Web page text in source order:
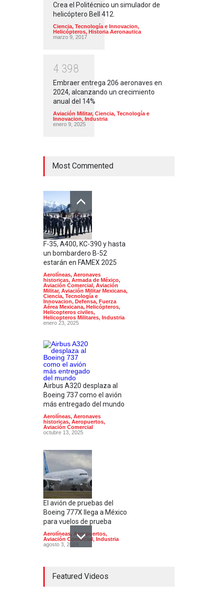
Crea el Politécnico un simulador de
helicóptero Bell 412.
Ciencia, Tecnología e Innovacion,
Helicópteros, Historia Aeronautica
marzo 9, 2017
4 398
Embraer entrega 206 aeronaves en
2024, alcanzando un crecimiento
anual del 14%
Aviación Militar, Ciencia, Tecnología e
Innovacion, Industria
enero 9, 2025
Most Commented
F-35, A400, KC-390 y hasta
un bombardero B-52
estarán en FAMEX 2025
Aerolíneas, Aeronaves
historicas, Armada de México,
Aviación Comercial, Aviación
Militar, Aviación Militar Mexicana,
Ciencia, Tecnología e
Innovacion, Defensa, Fuerza
Aérea Mexicana, Helicópteros,
Helicopteros civiles,
Helicopteros Militares, Industria
enero 23, 2025
Airbus A320 desplaza al
Boeing 737 como el avión
más entregado del mundo
Aerolíneas, Aeronaves
historicas, Aeropuertos,
Aviación Comercial
octubre 13, 2025
El avión de pruebas del
Boeing 777X llega a México
para vuelos de prueba
Aerolíneas, Aeropuertos,
Aviación Comercial, Industria
agosto 3, 2024
Featured Videos